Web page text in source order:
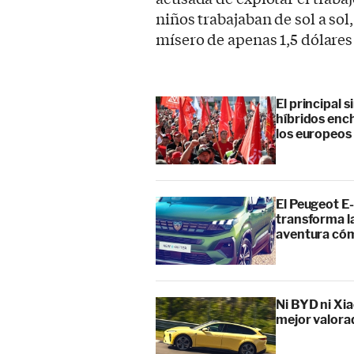
niños trabajaban de sol a
mísero de apenas 1,5
El principal
híbridos
los europeos
El Peugeot
transforma
aventura
Ni BYD ni
mejor